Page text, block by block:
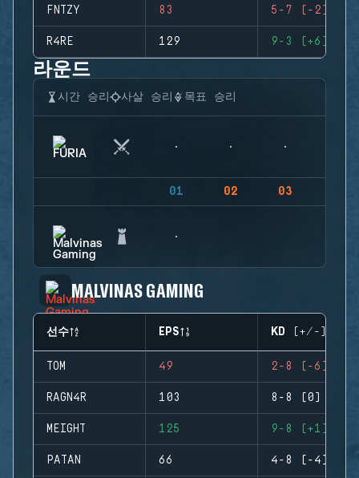
FNTZY 83 5-7 (-2)
R4RE 129 9-3 (+6)
라운드
시간 승리 사살 승리 목표 승리
01 02 03
MALVINAS GAMING
선수 EPS KD (+/-)
TOM 49 2-8 (-6)
RAGN4R 103 8-8 (0)
MEIGHT 125 9-8 (+1)
PATAN 66 4-8 (-4)